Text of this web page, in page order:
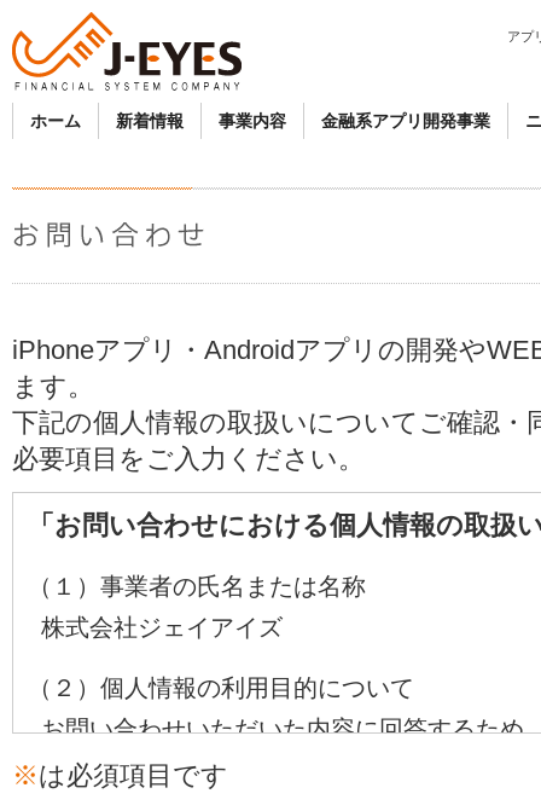
アプ
ホーム 新着情報 事業内容 金融系アプリ開発事業
iPhoneアプリ・Androidアプリの開発や
ます。
下記の個人情報の取扱いについてご確認
必要項目をご入力ください。
「お問い合わせにおける個人情報の取扱
（１）事業者の氏名または名称
株式会社ジェイアイズ
（２）個人情報の利用目的について
お問い合わせいただいた内容に回答するため
（３）個人情報の第三者提供について
※は必須項目です